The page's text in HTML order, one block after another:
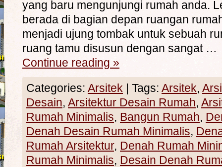
yang baru mengunjungi rumah anda.
berada di bagian depan ruangan
menjadi ujung tombak untuk sebuah
ruang tamu disusun dengan sangat …
Continue reading »
Categories: Arsitek | Tags: Arsitek,
Desain, Arsitektur Desain Rumah,
Rumah Minimalis, Bangun Rumah,
Denah Desain Rumah Minimalis,
Rumah Arsitektur, Denah Rumah
Rumah Minimalis, Desain Denah